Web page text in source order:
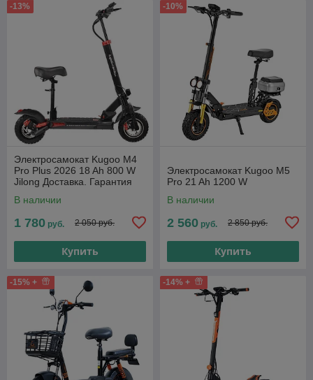
-13%
Электросамокат Kugoo M4
Pro Plus 2026 18 Ah 800 W
Jilong Доставка. Гарантия
В наличии
1 780 руб. 2 050 руб.
Купить
-10%
Электросамокат Kugoo M5
Pro 21 Ah 1200 W
В наличии
2 560 руб. 2 850 руб.
Купить
-15% + -14% +